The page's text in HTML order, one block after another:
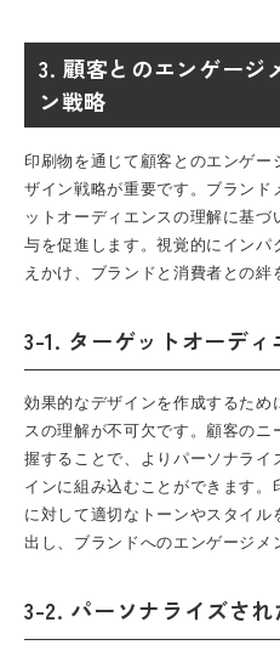
3. 顧客とのエンゲージ
ン戦略
印刷物を通じて顧客とのエンゲ
ザイン戦略が重要です。ブラン
ットオーディエンスの理解に基
与を促進します。視覚的にイン
えかけ、ブランドと消費者との絆
3-1. ターゲットオーディ
効果的なデザインを作成するため
スの理解が不可欠です。顧客の
握することで、よりパーソナラ
インに組み込むことができます。
に対して適切なトーンやスタイル
出し、ブランドへのエンゲージメ
3-2. パーソナライズさ